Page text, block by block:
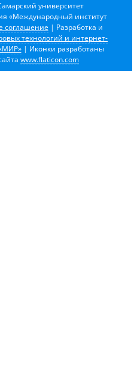
университет
«Международный институт
соглашение | Разработка и
технологий и интернет-
| Иконки разработаны
www.flaticon.com